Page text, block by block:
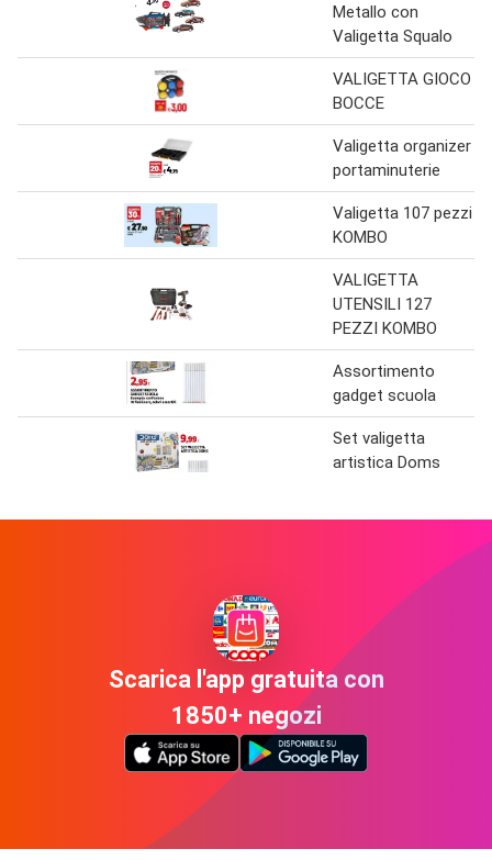
Metallo con
Valigetta Squalo
VALIGETTA GIOCO
BOCCE
Valigetta organizer
portaminuterie
Valigetta 107 pezzi
KOMBO
VALIGETTA
UTENSILI 127
PEZZI KOMBO
Assortimento
gadget scuola
Set valigetta
artistica Doms
Scarica l'app gratuita con
1850+ negozi